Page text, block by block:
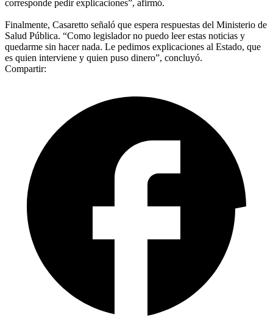
corresponde pedir explicaciones”, afirmó.
Finalmente, Casaretto señaló que espera respuestas del Ministerio de
Salud Pública. “Como legislador no puedo leer estas noticias y
quedarme sin hacer nada. Le pedimos explicaciones al Estado, que
es quien interviene y quien puso dinero”, concluyó.
Compartir: